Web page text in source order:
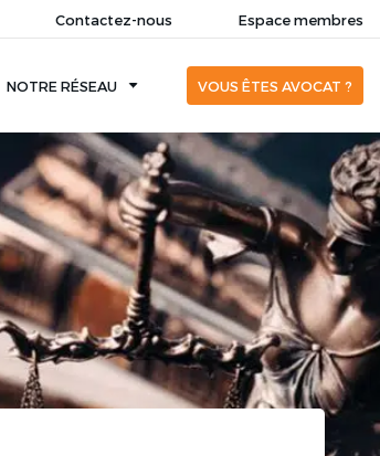
Contactez-nous Espace membres
NOTRE RÉSEAU VOUS ÊTES AVOCAT ?